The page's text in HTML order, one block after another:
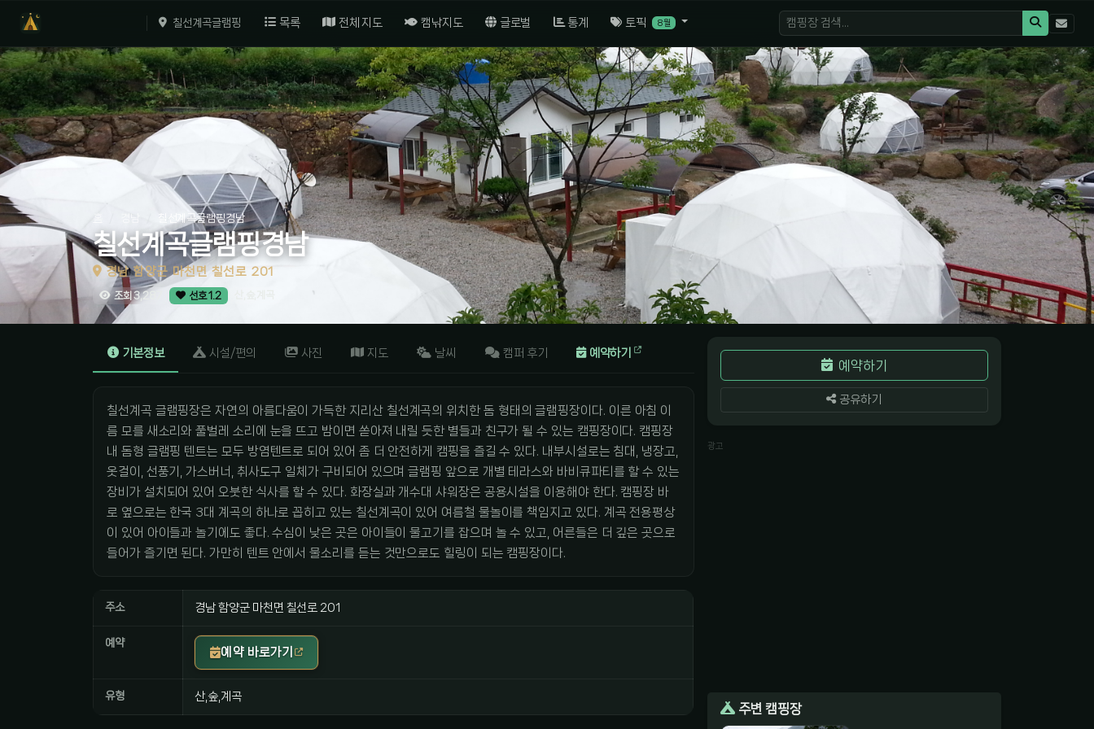
칠선계곡글램핑 목록 전체 지도 캠낚지도 글로벌 통계 토픽 8월
칠선계곡글램핑경남
칠선계곡글램핑경남
경남 함양군 마천면 칠선로 201
조회 3,287 선호 1.2
기본정보 시설/편의 사진 지도 날씨 캠퍼 후기 예약하기
칠선계곡 글램핑장은 자연의 아름다움이 가득한 지리산 칠선계곡의 위치한 돔 형태의 글램핑장이다. 이른 아침 이
름 모를 새소리와 풀벌레 소리에 눈을 뜨고 밤이면 쏟아져 내릴 듯한 별들과 친구가 될 수 있는 캠핑장이다. 캠핑장
내 돔형 글램핑 텐트는 모두 방염텐트로 되어 있어 좀 더 안전하게 캠핑을 즐길 수 있다. 내부시설로는 침대, 냉장고,
옷걸이, 선풍기, 가스버너, 취사도구 일체가 구비되어 있으며 글램핑 앞으로 개별 테라스와 바비큐파티를 할 수 있는
장비가 설치되어 있어 오붓한 식사를 할 수 있다. 화장실과 개수대 샤워장은 공용시설을 이용해야 한다. 캠핑장 바
로 옆으로는 한국 3대 계곡의 하나로 꼽히고 있는 칠선계곡이 있어 여름철 물놀이를 책임지고 있다. 계곡 전용평상
이 있어 아이들과 놀기에도 좋다. 수심이 낮은 곳은 아이들이 물고기를 잡으며 놀 수 있고, 어른들은 더 깊은 곳으로
들어가 즐기면 된다. 가만히 텐트 안에서 물소리를 듣는 것만으로도 힐링이 되는 캠핑장이다.
주소 경남 함양군 마천면 칠선로 201
예약
예약 바로가기
유형 산,숲,계곡
예약하기
공유하기
광고
주변 캠핑장